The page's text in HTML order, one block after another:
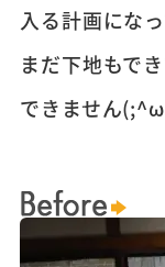
入る計画になっ
まだ下地もで
できません